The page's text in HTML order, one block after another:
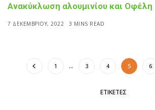
Ανακύκλωση αλουμινίου και Οφέλη
7 ΔΕΚΕΜΒΡΊΟΥ, 2022 3 MINS READ
1 … 3 4 5 6
ΕΤΙΚΈΤΕΣ